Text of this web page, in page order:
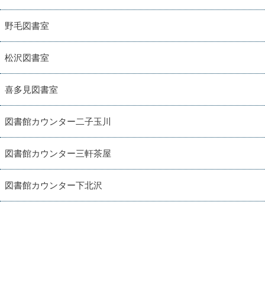
野毛図書室
松沢図書室
喜多見図書室
図書館カウンター二子玉川
図書館カウンター三軒茶屋
図書館カウンター下北沢